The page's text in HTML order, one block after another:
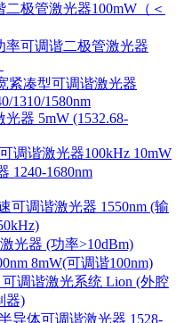
极管激光器100mW（＜
率可调谐二极管激光器
紧凑型可调谐激光器
1310/1580nm
器 5mW (1532.68-
调谐激光器100kHz 10mW
1240-1680nm
可调谐激光器 1550nm (输
光器 (功率>10dBm)
8mW(可调谐100nm)
可调谐激光系统 Lion (外腔
器)
导体可调谐激光器 1528-